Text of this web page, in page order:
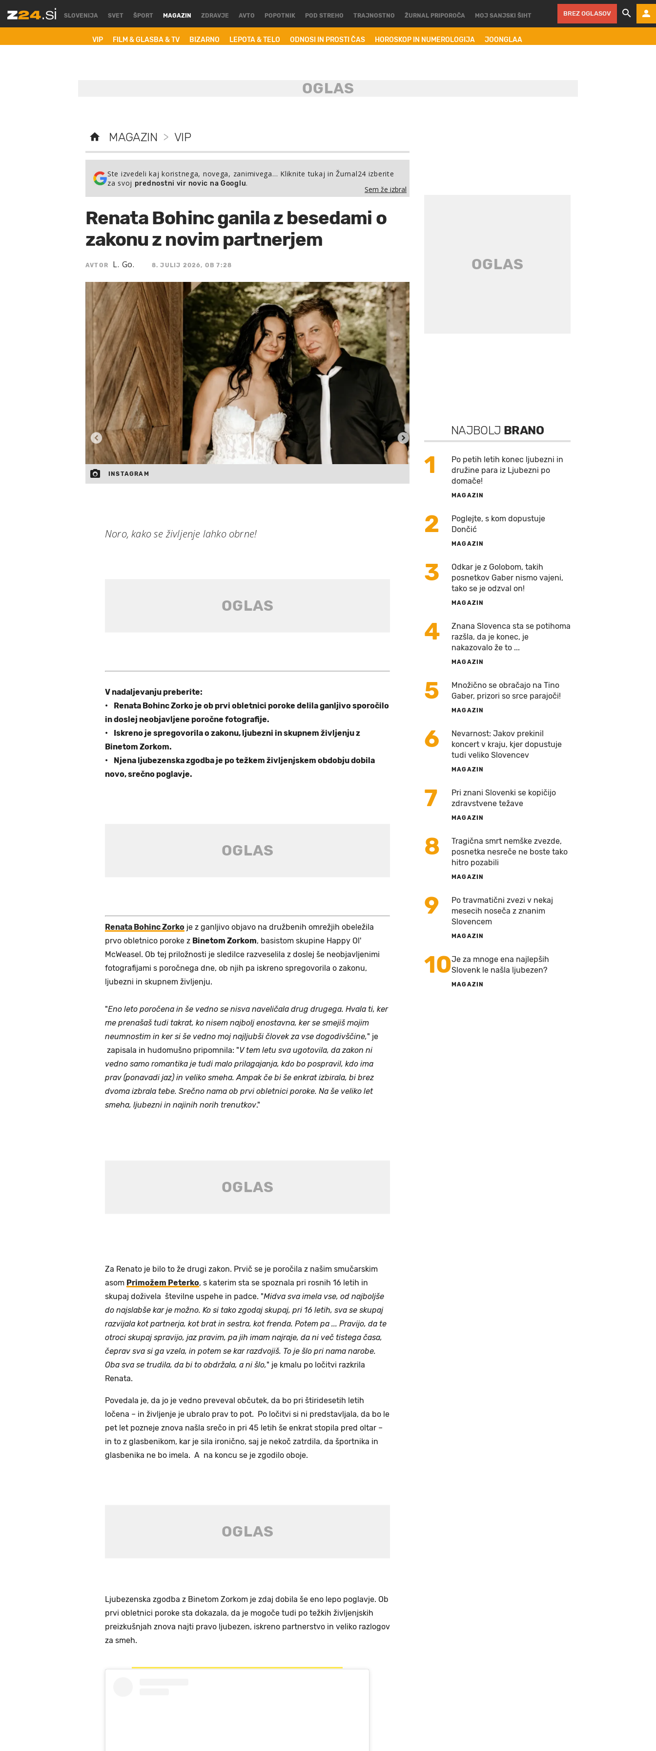
SLOVENIJA SVET ŠPORT MAGAZIN
VIP FILM & GLASBA & TV BIZARNO LEPOTA & TELO ODNOSI IN PROSTI ČAS HOROSKOP IN NUMEROLOGIJA JOONGLAA
ZDRAVJE AVTO POPOTNIK POD STREHO TRAJNOSTNO ŽURNAL PRIPOROČA MOJ SANJSKI ŠIHT BREZ OGLASOV
MAGAZIN > VIP
Ste izvedeli kaj koristnega, novega, zanimivega… Kliknite tukaj in Žurnal24 izberite
za svoj prednostni vir novic na Googlu.
Sem že izbral
Renata Bohinc ganila z besedami o
zakonu z novim partnerjem
AVTOR L. Go. 8. JULIJ 2026, OB 7:28
INSTAGRAM
Noro, kako se življenje lahko obrne!
V nadaljevanju preberite:
• Renata Bohinc Zorko je ob prvi obletnici poroke delila ganljivo sporočilo
in doslej neobjavljene poročne fotografije.
• Iskreno je spregovorila o zakonu, ljubezni in skupnem življenju z
Binetom Zorkom.
• Njena ljubezenska zgodba je po težkem življenjskem obdobju dobila
novo, srečno poglavje.
Renata Bohinc Zorko je z ganljivo objavo na družbenih omrežjih obeležila
prvo obletnico poroke z Binetom Zorkom, basistom skupine Happy Ol'
McWeasel. Ob tej priložnosti je sledilce razveselila z doslej še neobjavljenimi
fotografijami s poročnega dne, ob njih pa iskreno spregovorila o zakonu,
ljubezni in skupnem življenju.
"Eno leto poročena in še vedno se nisva naveličala drug drugega. Hvala ti, ker
me prenašaš tudi takrat, ko nisem najbolj enostavna, ker se smejiš mojim
neumnostim in ker si še vedno moj najljubši človek za vse dogodivščine," je
zapisala in hudomušno pripomnila: "V tem letu sva ugotovila, da zakon ni
vedno samo romantika je tudi malo prilagajanja, kdo bo pospravil, kdo ima
prav (ponavadi jaz) in veliko smeha. Ampak če bi še enkrat izbirala, bi brez
dvoma izbrala tebe. Srečno nama ob prvi obletnici poroke. Na še veliko let
smeha, ljubezni in najinih norih trenutkov."
Za Renato je bilo to že drugi zakon. Prvič se je poročila z našim smučarskim
asom Primožem Peterko, s katerim sta se spoznala pri rosnih 16 letih in
skupaj doživela številne uspehe in padce. "Midva sva imela vse, od najboljše
do najslabše kar je možno. Ko si tako zgodaj skupaj, pri 16 letih, sva se skupaj
razvijala kot partnerja, kot brat in sestra, kot frenda. Potem pa ... Pravijo, da te
otroci skupaj spravijo, jaz pravim, pa jih imam najraje, da ni več tistega časa,
čeprav sva si ga vzela, in potem se kar razdvojiš. To je šlo pri nama narobe.
Oba sva se trudila, da bi to obdržala, a ni šlo," je kmalu po ločitvi razkrila
Renata.
Povedala je, da jo je vedno preveval občutek, da bo pri štiridesetih letih
ločena – in življenje je ubralo prav to pot. Po ločitvi si ni predstavljala, da bo le
pet let pozneje znova našla srečo in pri 45 letih še enkrat stopila pred oltar –
in to z glasbenikom, kar je sila ironično, saj je nekoč zatrdila, da športnika in
glasbenika ne bo imela. A na koncu se je zgodilo oboje.
Ljubezenska zgodba z Binetom Zorkom je zdaj dobila še eno lepo poglavje. Ob
prvi obletnici poroke sta dokazala, da je mogoče tudi po težkih življenjskih
preizkušnjah znova najti pravo ljubezen, iskreno partnerstvo in veliko razlogov
za smeh.
NAJBOLJ BRANO
1
Po petih letih konec ljubezni in
družine para iz Ljubezni po
domače!
MAGAZIN
2
Poglejte, s kom dopustuje
Dončić
MAGAZIN
3
Odkar je z Golobom, takih
posnetkov Gaber nismo vajeni,
tako se je odzval on!
MAGAZIN
4
Znana Slovenca sta se potihoma
razšla, da je konec, je
nakazovalo že to ...
MAGAZIN
5
Množično se obračajo na Tino
Gaber, prizori so srce parajoči!
MAGAZIN
6
Nevarnost: Jakov prekinil
koncert v kraju, kjer dopustuje
tudi veliko Slovencev
MAGAZIN
7
Pri znani Slovenki se kopičijo
zdravstvene težave
MAGAZIN
8
Tragična smrt nemške zvezde,
posnetka nesreče ne boste tako
hitro pozabili
MAGAZIN
9
Po travmatični zvezi v nekaj
mesecih noseča z znanim
Slovencem
MAGAZIN
10Je za mnoge ena najlepših
Slovenk le našla ljubezen?
MAGAZIN